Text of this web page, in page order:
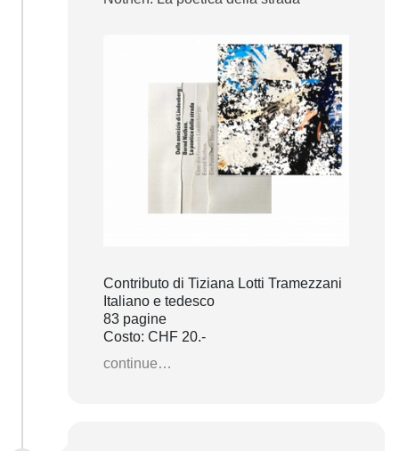
Contributo di Tiziana Lotti Tramezzani
Italiano e tedesco
83 pagine
Costo: CHF 20.-
continue…